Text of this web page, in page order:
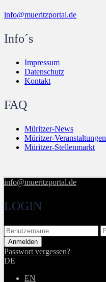
info@mueritzportal.de
Info´s
Impressum
Datenschutz
Kontakt
FAQ
Müritzer-News
Müritzer-Veranstaltungen
Müritzer-Stellenmarkt
info@mueritzportal.de
LOGIN
Passwort vergessen?
DE
EN